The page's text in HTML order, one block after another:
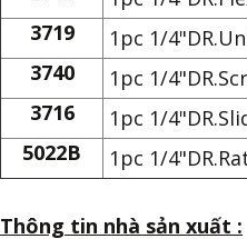
3719
1pc 1/
3740
1pc 1/
3716
1pc 1/
5022B
1pc 1/
Thông tin nhà sản xuất :